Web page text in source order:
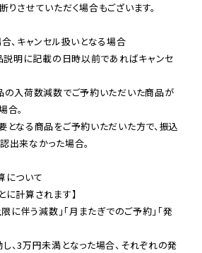
させていただく場合もございます。
、キャンセル扱いとなる場合
説明に記載の日時以前であればキャンセ
の入荷数減数でご予約いただいた商品が
合。
となる商品をご予約いただいた方で、振込
出来なかった場合。
ついて
に計算されます】
限に伴う減数」「月またぎでのご予約」「発
、3万円未満となった場合、それぞれの発